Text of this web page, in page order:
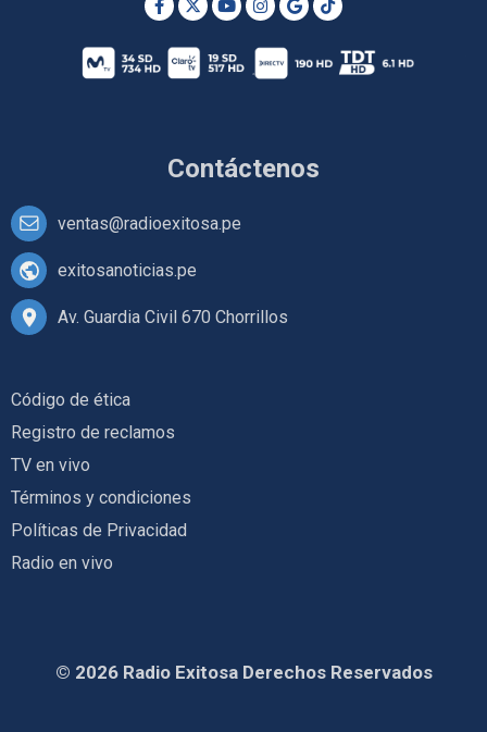
Contáctenos
ventas@radioexitosa.pe
exitosanoticias.pe
Av. Guardia Civil 670 Chorrillos
Código de ética
Registro de reclamos
TV en vivo
Términos y condiciones
Políticas de Privacidad
Radio en vivo
© 2026 Radio Exitosa Derechos Reservados